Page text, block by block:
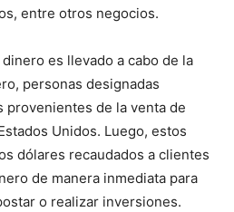
entre otros negocios.
es llevado a cabo de la
personas designadas
provenientes de la venta de
Unidos. Luego, estos
dólares recaudados a clientes
de manera inmediata para
o realizar inversiones.